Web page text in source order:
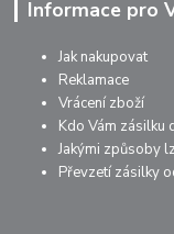
Informace pro
Jak nakupovat
Reklamace
Vrácení zboží
Kdo Vám zásilku
Jakými způsoby
Převzetí zásilky